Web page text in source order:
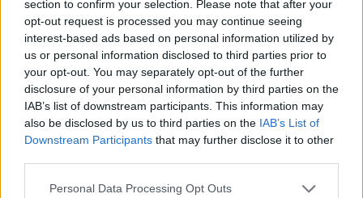
section to confirm your selection. Please note that after your
opt-out request is processed you may continue seeing
interest-based ads based on personal information utilized by
us or personal information disclosed to third parties prior to
your opt-out. You may separately opt-out of the further
disclosure of your personal information by third parties on the
IAB’s list of downstream participants. This information may
also be disclosed by us to third parties on the IAB’s List of
Downstream Participants that may further disclose it to other
Personal Data Processing Opt Outs
τράπεζες και εφόσον εγκριθούν, το 75% του δανείου
χορηγείται άτοκα, καθώς επιδοτείται από την
ΔΥΠΑ και το υπόλοιπο 25% χρηματοδοτείται από
τα χρηματοπιστωτικά ιδρύματα.